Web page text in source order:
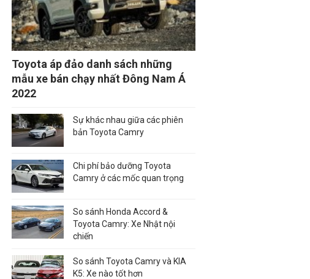
Toyota áp đảo danh sách những
mẫu xe bán chạy nhất Đông Nam Á
2022
Sự khác nhau giữa các phiên
bản Toyota Camry
Chi phí bảo dưỡng Toyota
Camry ở các mốc quan trọng
So sánh Honda Accord &
Toyota Camry: Xe Nhật nội
chiến
So sánh Toyota Camry và KIA
K5: Xe nào tốt hơn